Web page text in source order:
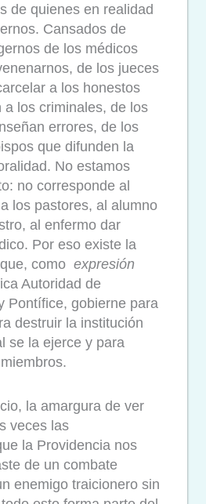
de quienes en realidad
Cansados de
de los médicos
de los jueces
a los honestos
a los criminales, de los
errores, de los
que difunden la
No estamos
no corresponde al
los pastores, al alumno
al enfermo dar
Por eso existe la
como expresión
Autoridad de
Pontífice, gobierne para
destruir la institución
se la ejerce y para
la amargura de ver
veces las
la Providencia nos
de un combate
enemigo traicionero sin